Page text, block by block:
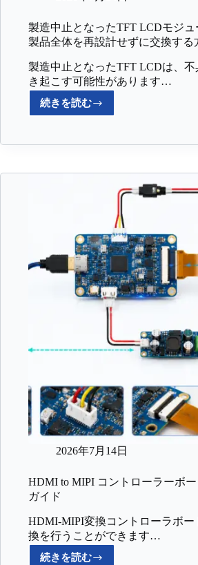
製造中止となったTFT LCDモジュ
製品全体を再設計せずに交換する
製造中止となったTFT LCDは、不
き起こす可能性があります…
続きを読む
2026年7月14日
HDMI to MIPI コントローラーボ
ガイド
HDMI-MIPI変換コントローラボー
換を行うことができます…
続きを読む